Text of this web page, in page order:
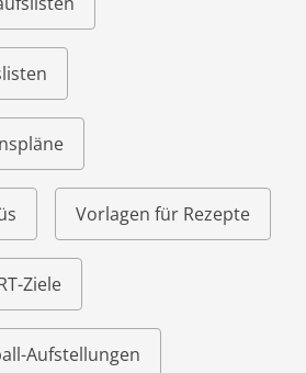
Vorlagen für Rezepte
Ziele
Aufstellungen